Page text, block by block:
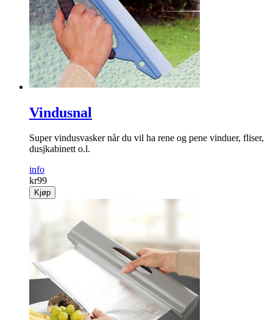
Vindusnal
Super vindusvasker når du vil ha rene og pene vinduer, fliser,
dusjkabinett o.l.
info
kr99
Kjøp